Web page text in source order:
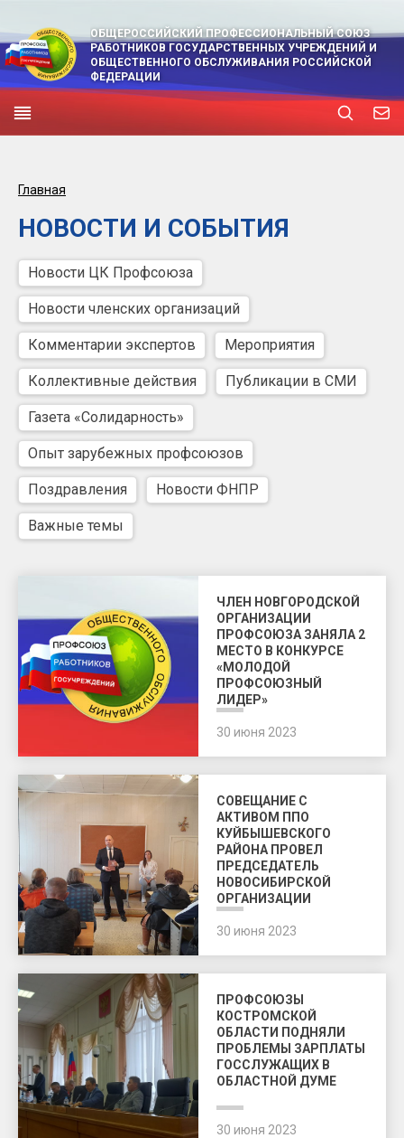
ОБЩЕРОССИЙСКИЙ ПРОФЕССИОНАЛЬНЫЙ СОЮЗ
РАБОТНИКОВ ГОСУДАРСТВЕННЫХ УЧРЕЖДЕНИЙ И
ОБЩЕСТВЕННОГО ОБСЛУЖИВАНИЯ РОССИЙСКОЙ
ФЕДЕРАЦИИ
Главная
НОВОСТИ И СОБЫТИЯ
Новости ЦК Профсоюза
Новости членских организаций
Комментарии экспертов Мероприятия
Коллективные действия Публикации в СМИ
Газета «Солидарность»
Опыт зарубежных профсоюзов
Поздравления Новости ФНПР
Важные темы
ЧЛЕН НОВГОРОДСКОЙ
ОРГАНИЗАЦИИ
ПРОФСОЮЗА ЗАНЯЛА 2
МЕСТО В КОНКУРСЕ
«МОЛОДОЙ
ПРОФСОЮЗНЫЙ
ЛИДЕР»
30 июня 2023
СОВЕЩАНИЕ С
АКТИВОМ ППО
КУЙБЫШЕВСКОГО
РАЙОНА ПРОВЕЛ
ПРЕДСЕДАТЕЛЬ
НОВОСИБИРСКОЙ
ОРГАНИЗАЦИИ
30 июня 2023
ПРОФСОЮЗЫ
КОСТРОМСКОЙ
ОБЛАСТИ ПОДНЯЛИ
ПРОБЛЕМЫ ЗАРПЛАТЫ
ГОССЛУЖАЩИХ В
ОБЛАСТНОЙ ДУМЕ
30 июня 2023